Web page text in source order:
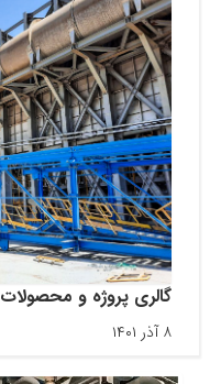
گالری پروژه و محصولات
۸ آذر ۱۴۰۱